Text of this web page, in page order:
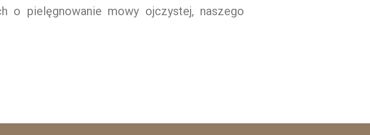
o pielęgnowanie mowy ojczystej, naszego